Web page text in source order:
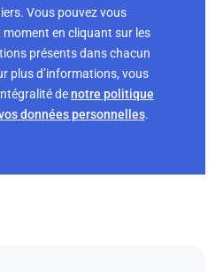
Vous pouvez vous
en cliquant sur les
présents dans chacun
plus d’informations, vous
denotre politique
données personnelles.